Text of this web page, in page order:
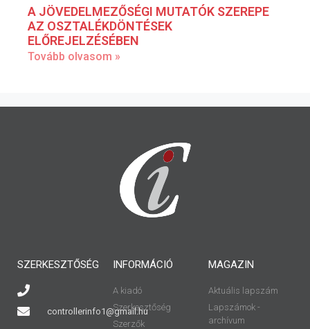
A JÖVEDELMEZŐSÉGI MUTATÓK SZEREPE
AZ OSZTALÉKDÖNTÉSEK
ELŐREJELZÉSÉBEN
Tovább olvasom »
SZERKESZTŐSÉG
controllerinfo1@gmail.hu
INFORMÁCIÓ
A kiadó
Szerkesztőség
Szerzők
MAGAZIN
Aktuális lapszám
Lapszámok -
archívum